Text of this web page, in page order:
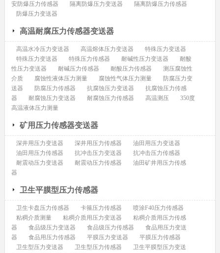
安防爆压力传感器
隔离防爆压力变送器
隔离防爆压力传感器
防爆压力变送器
高温耐腐压力传感器变送器
高温水冷压力变送器 高温熔体压力变送器
特殊压力变送器
特殊压力变送器
特殊压力传感器 耐碱性压力变送器
耐酸
性压力变送器
耐碱压力传感器 耐酸压力传感器
测压腐蚀性
介质
腐蚀性液体压力测量 腐蚀性气体压力测量
防腐压力变
送器
防腐压力传感器 抗腐蚀压力变送器
抗腐蚀压力传感
器
耐腐蚀压力变送器 耐腐蚀压力传感器 高温测压
350度
高温液体压力测量
矿用压力传感器变送器
深井用压力变送器 深井用压力传感器
油田用压力变送器
油田用压力传感器
抗冲击压力变送器
抗冲击压力传感器
耐震动压力变送器
耐震动压力传感器
油田矿井用压力传感
器
卫生平膜型压力传感器
卫生卡盘压力传感器 卡箍压力传感器
喷涂F40压力传感器
粘稠介质测量
粘稠介质用压力变送器
粘稠介质用压力传感
器
食品级压力变送器 食品级压力传感器
食品用压力变送
器
食品用压力传感器 平膜压力变送器
平膜压力传感器
卫生型压力变送器
卫生型压力传感器
卫生平膜型压力变送